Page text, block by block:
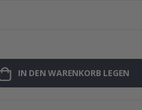
IN DEN WARENKORB LEGEN